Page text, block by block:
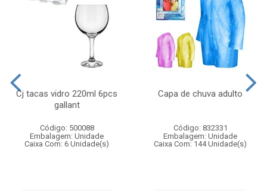
Cj tacas vidro 220ml 6pcs
gallant
Código: 500088
Embalagem: Unidade
Caixa Com: 6 Unidade(s)
Capa de chuva adulto
Código: 832331
Embalagem: Unidade
Caixa Com: 144 Unidade(s)